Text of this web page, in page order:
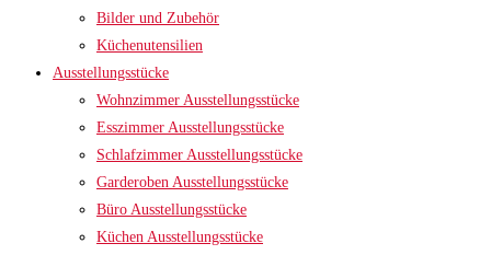
Bilder und Zubehör
Küchenutensilien
Ausstellungsstücke
Wohnzimmer Ausstellungsstücke
Esszimmer Ausstellungsstücke
Schlafzimmer Ausstellungsstücke
Garderoben Ausstellungsstücke
Büro Ausstellungsstücke
Küchen Ausstellungsstücke